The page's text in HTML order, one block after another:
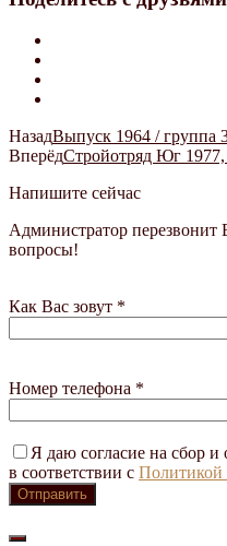
НазадВыпуск 1964 / группа
ВперёдСтройотряд Юг 1977,
Напишите сейчас
Администратор перезвонит
вопросы!
Как Вас зовут *
Номер телефона *
Я даю согласие на сбор
в соответствии с Политикой